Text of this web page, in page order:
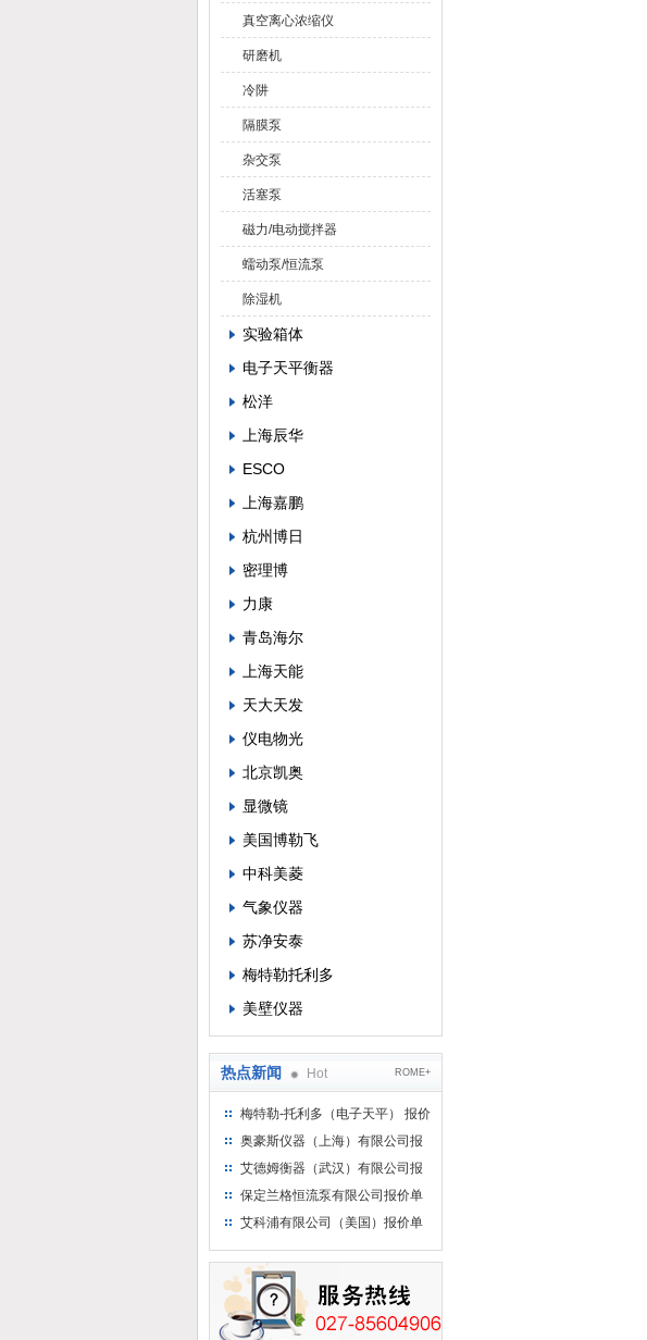
真空离心浓缩仪
研磨机
冷阱
隔膜泵
杂交泵
活塞泵
磁力/电动搅拌器
蠕动泵/恒流泵
除湿机
实验箱体
电子天平衡器
松洋
上海辰华
ESCO
上海嘉鹏
杭州博日
密理博
力康
青岛海尔
上海天能
天大天发
仪电物光
北京凯奥
显微镜
美国博勒飞
中科美菱
气象仪器
苏净安泰
梅特勒托利多
美壁仪器
热点新闻 Hot ROME+
梅特勒-托利多（电子天平） 报价
单
奥豪斯仪器（上海）有限公司报
价单
艾德姆衡器（武汉）有限公司报
价单
保定兰格恒流泵有限公司报价单
艾科浦有限公司（美国）报价单